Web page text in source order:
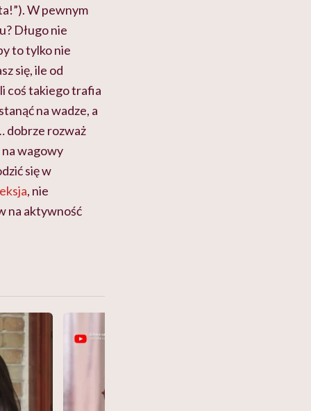
W pewnym
Długo nie
to tylko nie
się, ile od
coś takiego trafia
na wadze, a
dobrze rozważ
wagowy
się w
, nie
na aktywność